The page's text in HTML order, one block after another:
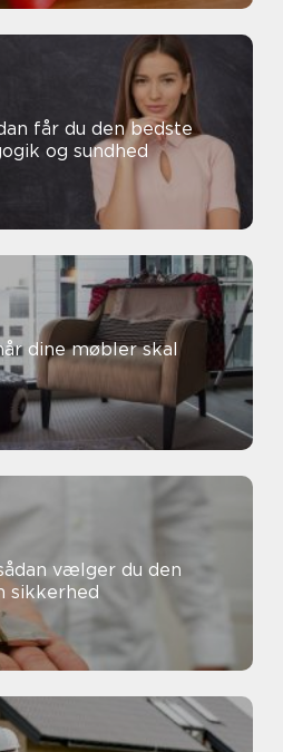
og sundhed
dine møbler skal